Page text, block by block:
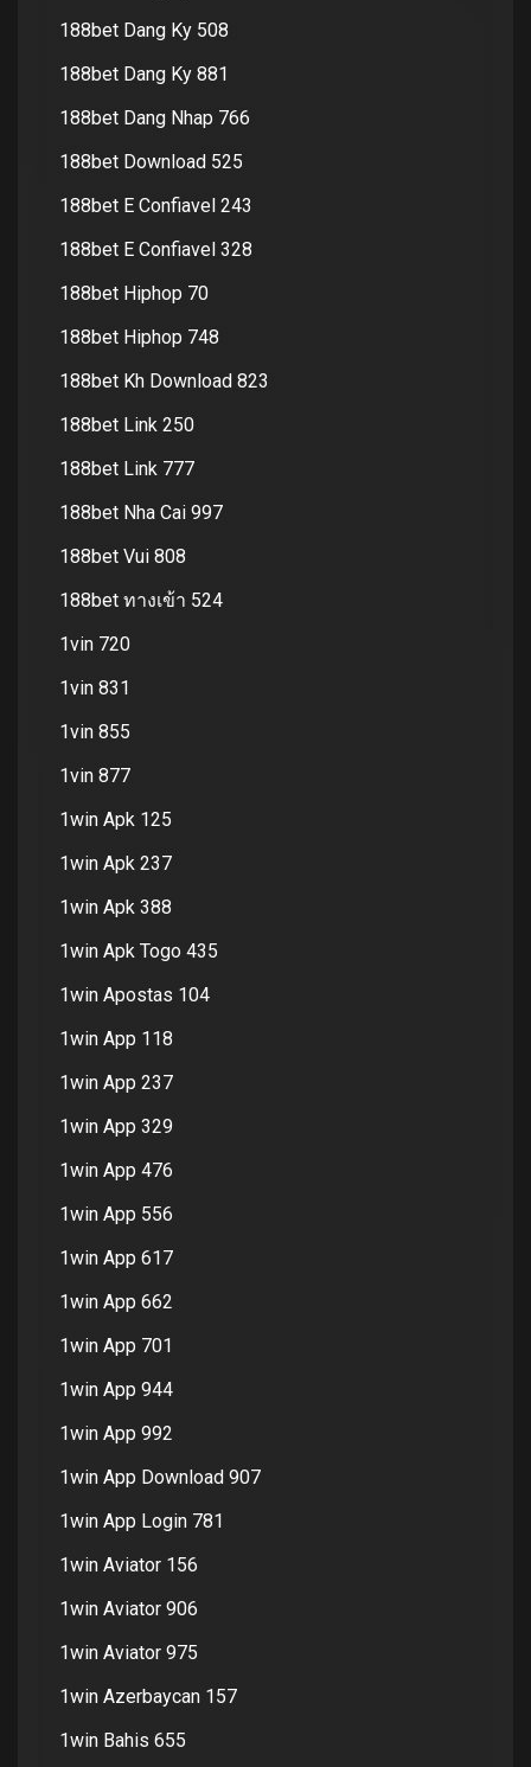
188bet Dang Ky 508
188bet Dang Ky 881
188bet Dang Nhap 766
188bet Download 525
188bet E Confiavel 243
188bet E Confiavel 328
188bet Hiphop 70
188bet Hiphop 748
188bet Kh Download 823
188bet Link 250
188bet Link 777
188bet Nha Cai 997
188bet Vui 808
188bet ทางเข้า 524
1vin 720
1vin 831
1vin 855
1vin 877
1win Apk 125
1win Apk 237
1win Apk 388
1win Apk Togo 435
1win Apostas 104
1win App 118
1win App 237
1win App 329
1win App 476
1win App 556
1win App 617
1win App 662
1win App 701
1win App 944
1win App 992
1win App Download 907
1win App Login 781
1win Aviator 156
1win Aviator 906
1win Aviator 975
1win Azerbaycan 157
1win Bahis 655